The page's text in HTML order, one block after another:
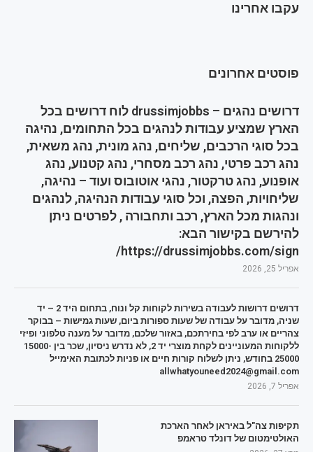
עקבו אחרינו
פוסטים אחרונים
דרושים נהגים – drussimjobbs לוח דרושים בכל
הארץ שמציע עבודות לנהגים בכל התחומים, נהיגה
בכל סוגי הרכבים, שליחים, נהג מונית, נהג משאית,
נהג רכב פרטי, נהג רכב מסחרי, נהג קטנוע, נהג
אופנוע, נהג טרקטור, נהגי אוטובוס ועוד – נהיגה,
שליחויות, הפצה, וכל סוגי עבודות הנהיגה, לנהגים
ונהגות מכל הארץ, רכב ותחבורה , לפרטים ניתן
להירשם בקישור הבא:
https://drussimjobbs.com/sign/
אפריל 25, 2026
דרושים דרושות לעבודה בשירות לקוחות קל ונוח, בתחום היד 2 – יד
שניה, מדובר על עבודה של שעות ספורות ביום, שעות גמישות – בבוקר
צהריים או ערב לפי בחירתכם, באזור שלכם, מדובר על מענה טלפוני ופיזי
ללקוחות המעוניינים לקחת מוצרי יד 2, לא נדרש ניסיון, שכר בין 15000-
25000 בחודש, ניתן לשלוח קורות חיים או פניות לכתובת האימייל
allwhatyouneed2024@gmail.com
אפריל 7, 2026
תקיפות צה"ל באיראן לאחר הארכת
האולטימטום של דונלד טראמפ